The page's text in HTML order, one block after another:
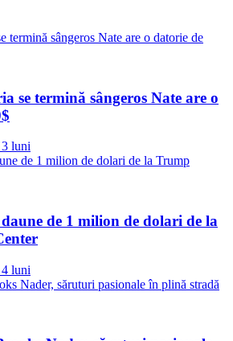
se termină sângeros Nate are o
3 luni
de 1 milion de dolari de la
4 luni